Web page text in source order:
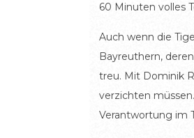
60 Minuten volles
Auch wenn die
Bayreuthern,
treu. Mit Dominik
verzichten
Verantwortung im